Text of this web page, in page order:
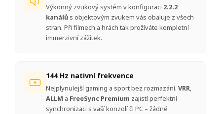
Výkonný zvukový systém v konfiguraci 2.2.2
kanálů s objektovým zvukem vás obaluje z všech
stran. Při filmech a hrách tak prožíváte kompletní
immerzivní zážitek.
144 Hz nativní frekvence
Nejplynulejší gaming a sport bez rozmazání. VRR,
ALLM a FreeSync Premium zajistí perfektní
synchronizaci s vaší konzolí či PC – žádné